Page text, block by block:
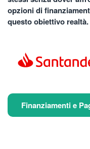
opzioni di
questo obiettivo realtà.
Finanziamenti e